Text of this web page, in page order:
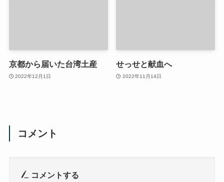
京都から届いた台湾土産
2022年12月1日
せっせと献血へ
2022年11月14日
コメント
コメントする